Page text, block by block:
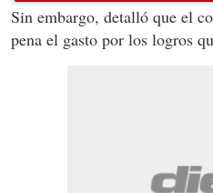
Sin embargo, detalló que el
pena el gasto por los logros